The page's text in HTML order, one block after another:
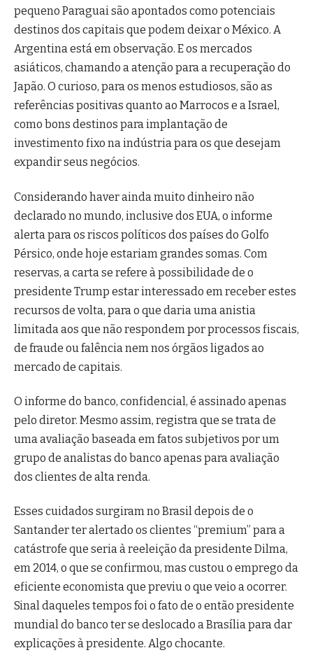
pequeno Paraguai são apontados como potenciais
destinos dos capitais que podem deixar o México. A
Argentina está em observação. E os mercados
asiáticos, chamando a atenção para a recuperação do
Japão. O curioso, para os menos estudiosos, são as
referências positivas quanto ao Marrocos e a Israel,
como bons destinos para implantação de
investimento fixo na indústria para os que desejam
expandir seus negócios.
Considerando haver ainda muito dinheiro não
declarado no mundo, inclusive dos EUA, o informe
alerta para os riscos políticos dos países do Golfo
Pérsico, onde hoje estariam grandes somas. Com
reservas, a carta se refere à possibilidade de o
presidente Trump estar interessado em receber estes
recursos de volta, para o que daria uma anistia
limitada aos que não respondem por processos fiscais,
de fraude ou falência nem nos órgãos ligados ao
mercado de capitais.
O informe do banco, confidencial, é assinado apenas
pelo diretor. Mesmo assim, registra que se trata de
uma avaliação baseada em fatos subjetivos por um
grupo de analistas do banco apenas para avaliação
dos clientes de alta renda.
Esses cuidados surgiram no Brasil depois de o
Santander ter alertado os clientes “premium” para a
catástrofe que seria à reeleição da presidente Dilma,
em 2014, o que se confirmou, mas custou o emprego da
eficiente economista que previu o que veio a ocorrer.
Sinal daqueles tempos foi o fato de o então presidente
mundial do banco ter se deslocado a Brasília para dar
explicações à presidente. Algo chocante.